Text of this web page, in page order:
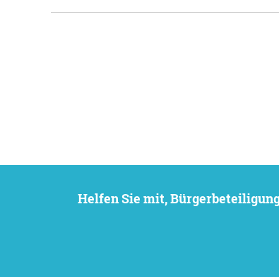
Helfen Sie mit,